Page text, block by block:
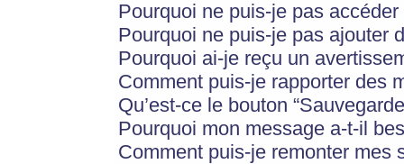
Pourquoi ne puis-je pas
Pourquoi ne puis-je pas ajouter
Pourquoi ai-je reçu un
Comment puis-je rapporter des
Qu’est-ce le bouton
Pourquoi mon message a-t-il
Comment puis-je remonter mes